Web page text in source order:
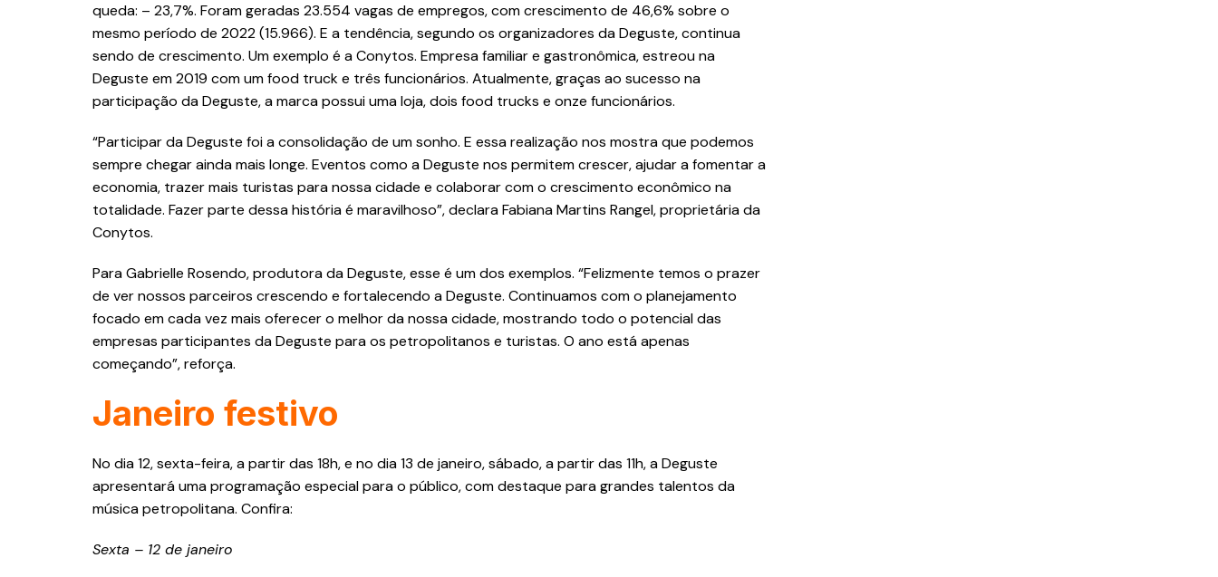
queda: – 23,7%. Foram geradas 23.554 vagas de empregos, com crescimento de 46,6% sobre o
mesmo período de 2022 (15.966). E a tendência, segundo os organizadores da Deguste, continua
sendo de crescimento. Um exemplo é a Conytos. Empresa familiar e gastronômica, estreou na
Deguste em 2019 com um food truck e três funcionários. Atualmente, graças ao sucesso na
participação da Deguste, a marca possui uma loja, dois food trucks e onze funcionários.
“Participar da Deguste foi a consolidação de um sonho. E essa realização nos mostra que podemos
sempre chegar ainda mais longe. Eventos como a Deguste nos permitem crescer, ajudar a fomentar a
economia, trazer mais turistas para nossa cidade e colaborar com o crescimento econômico na
totalidade. Fazer parte dessa história é maravilhoso”, declara Fabiana Martins Rangel, proprietária da
Conytos.
Para Gabrielle Rosendo, produtora da Deguste, esse é um dos exemplos. “Felizmente temos o prazer
de ver nossos parceiros crescendo e fortalecendo a Deguste. Continuamos com o planejamento
focado em cada vez mais oferecer o melhor da nossa cidade, mostrando todo o potencial das
empresas participantes da Deguste para os petropolitanos e turistas. O ano está apenas
começando”, reforça.
Janeiro festivo
No dia 12, sexta-feira, a partir das 18h, e no dia 13 de janeiro, sábado, a partir das 11h, a Deguste
apresentará uma programação especial para o público, com destaque para grandes talentos da
música petropolitana. Confira:
Sexta – 12 de janeiro